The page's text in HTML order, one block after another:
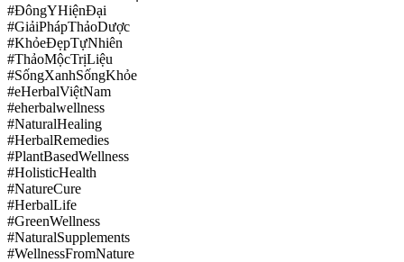
#ĐôngYHiệnĐại
#GiảiPhápThảoDược
#KhỏeĐẹpTựNhiên
#ThảoMộcTrịLiệu
#SốngXanhSốngKhỏe
#eHerbalViệtNam
#eherbalwellness
#NaturalHealing
#HerbalRemedies
#PlantBasedWellness
#HolisticHealth
#NatureCure
#HerbalLife
#GreenWellness
#NaturalSupplements
#WellnessFromNature